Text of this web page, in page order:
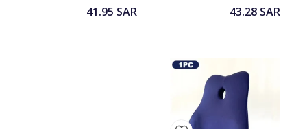
43.28 SAR
41.95 SAR